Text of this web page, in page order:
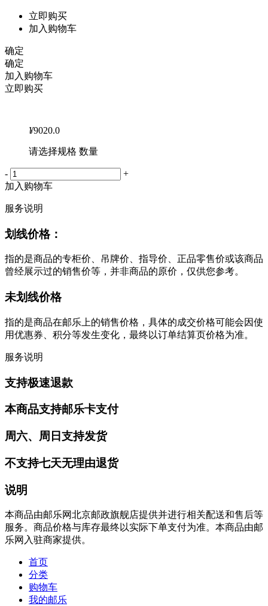
立即购买
加入购物车
确定
确定
加入购物车
立即购买
¥9020.0
请选择规格 数量
-
+
加入购物车
服务说明
划线价格：
指的是商品的专柜价、吊牌价、指导价、正品零售价或该商品
曾经展示过的销售价等，并非商品的原价，仅供您参考。
未划线价格
指的是商品在邮乐上的销售价格，具体的成交价格可能会因使
用优惠券、积分等发生变化，最终以订单结算页价格为准。
服务说明
支持极速退款
本商品支持邮乐卡支付
周六、周日支持发货
不支持七天无理由退货
说明
本商品由邮乐网北京邮政旗舰店提供并进行相关配送和售后等
服务。商品价格与库存最终以实际下单支付为准。本商品由邮
乐网入驻商家提供。
首页
分类
购物车
我的邮乐